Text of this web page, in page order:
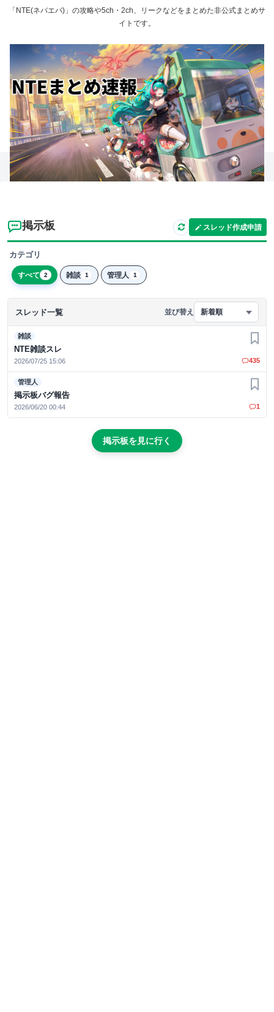
「NTE(ネバエバ)」の攻略や5ch・2ch、リークなどをまとめた非公式まとめサ
イトです。
掲示板 スレッド作成申請
カテゴリ
すべて 2 雑談 1 管理人 1
スレッド一覧 並び替え 新着順
雑談
NTE雑談スレ
2026/07/25 15:06
お気
435
管理人
掲示板バグ報告
2026/06/20 00:44
お気
1
掲示板を見に行く